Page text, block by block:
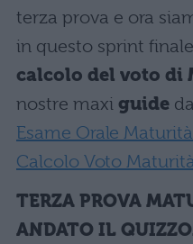
terza prova e ora
in questo sprint
calcolo del voto di
nostre maxi guide
Esame Orale
Calcolo Voto
TERZA PROVA
ANDATO IL